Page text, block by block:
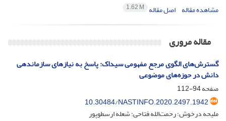
مشاهده مقاله اصل مقاله 1.62 M
مقاله مروری
گسترش‌‌‌‌های الگوی مرجع مفهومی سیداک: پاسخ به نیازهای سازماندهی
دانش در حوزه‌‌‌‌های موضوعی
صفحه94-112
10.30484/NASTINFO.2020.2497.1942
ملیحه درخوش؛ رحمت‌الله فتاحی؛ شعله ارسطوپور